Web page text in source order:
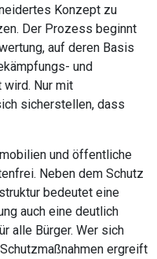
Konzept zu
Der Prozess beginnt
auf deren Basis
und
wird. Nur mit
sicherstellen, dass
und öffentliche
Neben dem Schutz
bedeutet eine
auch eine deutlich
alle Bürger. Wer sich
ergreift